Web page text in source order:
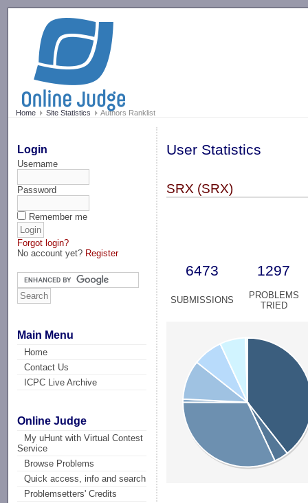
Home Site Statistics Authors Ranklist
Login
Username
Password
Remember me
Forgot login?
No account yet? Register
Main Menu
Home
Contact Us
ICPC Live Archive
Online Judge
My uHunt with Virtual Contest
Service
Browse Problems
Quick access, info and search
Problemsetters' Credits
User Statistics
SRX (SRX)
6473 1297
SUBMISSIONS
PROBLEMS
TRIED